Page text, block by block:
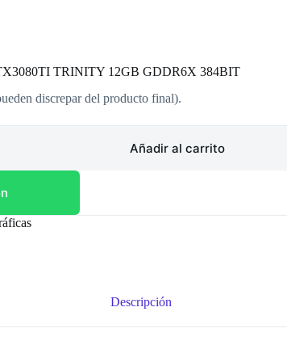
TRINITY 12GB GDDR6X 384BIT
discrepar del producto final).
Añadir al carrito
Descripción